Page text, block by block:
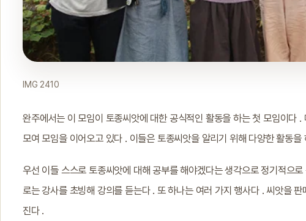
IMG 2410
완주에서는 이 모임이 토종씨앗에 대한 공식적인 활동을 하는 첫 모임이다
모여 모임을 이어오고 있다 . 이들은 토종씨앗을 알리기 위해 다양한 활동을
우선 이들 스스로 토종씨앗에 대해 공부를 해야겠다는 생각으로 정기적으
로는 강사를 초빙해 강의를 듣는다 . 또 하나는 여러 가지 행사다 . 씨앗을 판
진다 .